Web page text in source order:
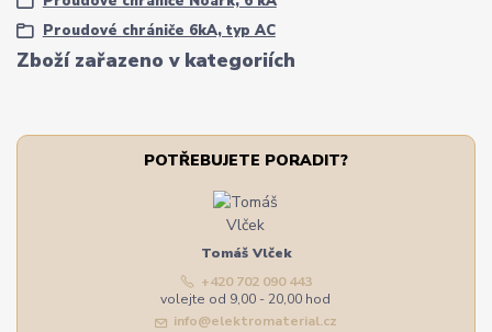
Zboží zařazeno v kategoriích
Proudové chrániče 6kA, typ AC
POTŘEBUJETE PORADIT?
Tomáš Vlček
+420 702 090 443
volejte od 9,00 - 20,00 hod
info@elektromaterial.cz